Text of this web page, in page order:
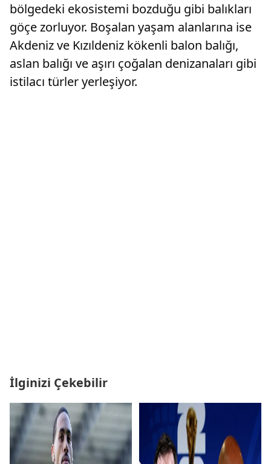
bölgedeki ekosistemi bozduğu gibi balıkları
göçe zorluyor. Boşalan yaşam alanlarına ise
Akdeniz ve Kızıldeniz kökenli balon balığı,
aslan balığı ve aşırı çoğalan denizanaları gibi
istilacı türler yerleşiyor.
İlginizi Çekebilir